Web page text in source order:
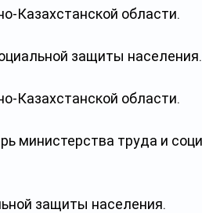
Казахстанской области.
защиты населения.
Казахстанской области.
министерства труда и
защиты населения.